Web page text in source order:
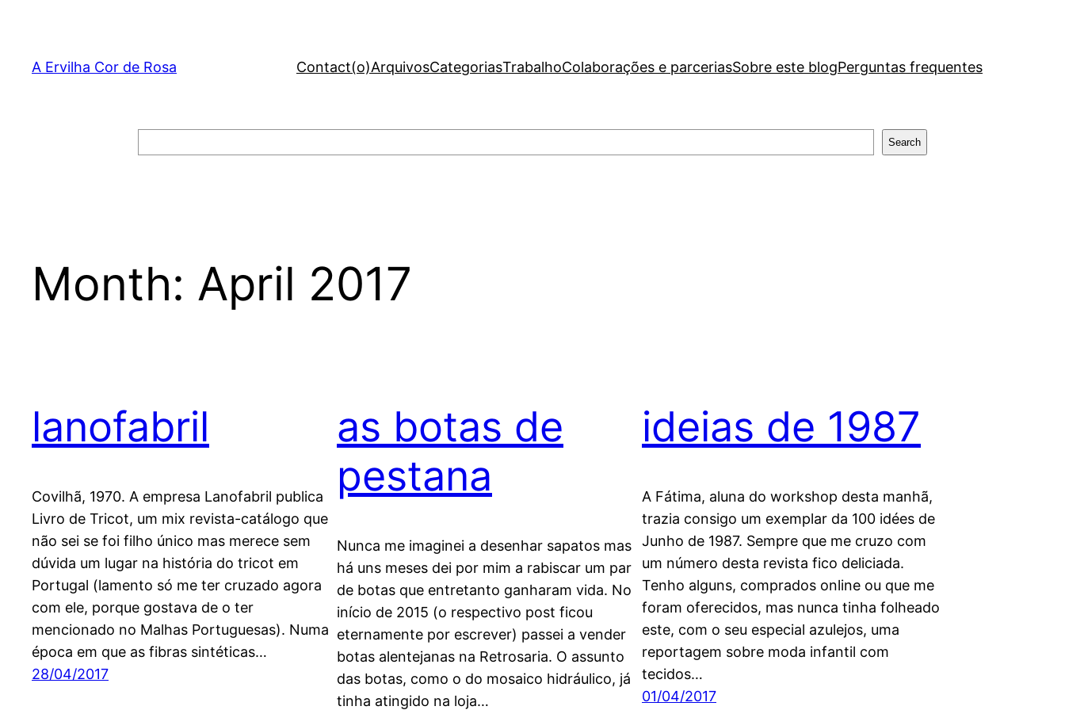
content
A Ervilha Cor de Rosa Contact(o)ArquivosCategoriasTrabalhoColaborações e parceriasSobre este blogPerguntas frequentes
Search
Month: April 2017
lanofabril
Covilhã, 1970. A empresa Lanofabril publica
Livro de Tricot, um mix revista-catálogo que
não sei se foi filho único mas merece sem
dúvida um lugar na história do tricot em
Portugal (lamento só me ter cruzado agora
com ele, porque gostava de o ter
mencionado no Malhas Portuguesas). Numa
época em que as fibras sintéticas…
28/04/2017
as botas de
pestana
Nunca me imaginei a desenhar sapatos mas
há uns meses dei por mim a rabiscar um par
de botas que entretanto ganharam vida. No
início de 2015 (o respectivo post ficou
eternamente por escrever) passei a vender
botas alentejanas na Retrosaria. O assunto
das botas, como o do mosaico hidráulico, já
tinha atingido na loja…
ideias de 1987
A Fátima, aluna do workshop desta manhã,
trazia consigo um exemplar da 100 idées de
Junho de 1987. Sempre que me cruzo com
um número desta revista fico deliciada.
Tenho alguns, comprados online ou que me
foram oferecidos, mas nunca tinha folheado
este, com o seu especial azulejos, uma
reportagem sobre moda infantil com
tecidos…
01/04/2017